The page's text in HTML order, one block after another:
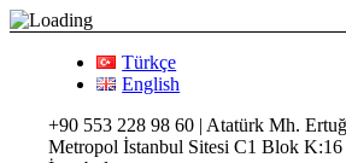
Türkçe
English
+90 553 228 98 60 | Atatürk Mh.
Metropol İstanbul Sitesi C1 Blok